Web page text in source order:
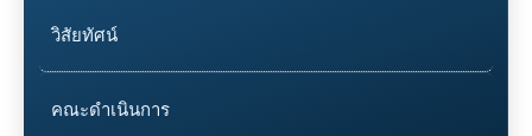
วิสัยทัศน์
คณะดำเนินการ